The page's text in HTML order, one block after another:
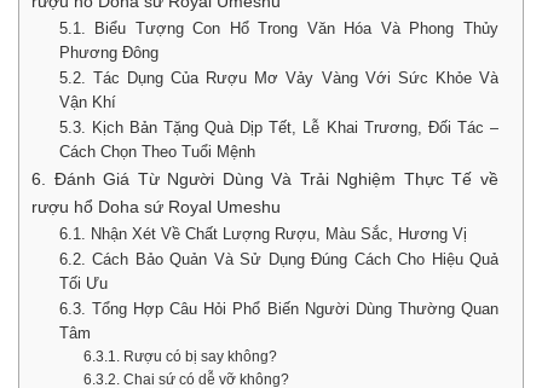
5.1. Biểu Tượng Con Hổ Trong Văn Hóa Và Phong Thủy
Phương Đông
5.2. Tác Dụng Của Rượu Mơ Vảy Vàng Với Sức Khỏe Và
Vận Khí
5.3. Kịch Bản Tặng Quà Dịp Tết, Lễ Khai Trương, Đối Tác –
Cách Chọn Theo Tuổi Mệnh
6. Đánh Giá Từ Người Dùng Và Trải Nghiệm Thực Tế về
rượu hổ Doha sứ Royal Umeshu
6.1. Nhận Xét Về Chất Lượng Rượu, Màu Sắc, Hương Vị
6.2. Cách Bảo Quản Và Sử Dụng Đúng Cách Cho Hiệu Quả
Tối Ưu
6.3. Tổng Hợp Câu Hỏi Phổ Biến Người Dùng Thường Quan
Tâm
6.3.1. Rượu có bị say không?
6.3.2. Chai sứ có dễ vỡ không?